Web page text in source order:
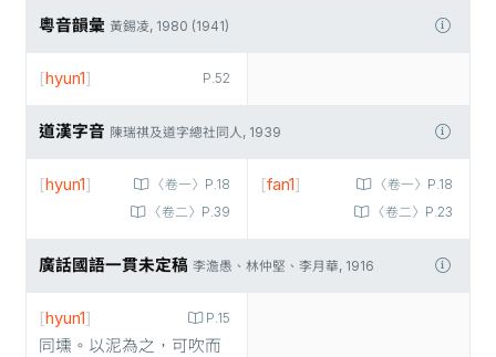
粵音韻彙 黃錫凌, 1980 (1941)
P.52
[hyun1]
道漢字音 陳瑞祺及道字總社同人, 1939
〈卷一〉P.18
〈卷二〉P.39
[hyun1]
〈卷一〉P.18
〈卷二〉P.23
[fan1]
廣話國語一貫未定稿 李澹愚、林仲堅、李月華, 1916
P.15
[hyun1]
同壎。以泥為之，可吹而